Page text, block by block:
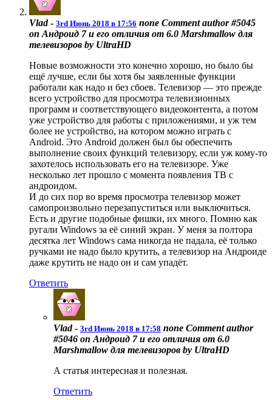
Vlad - 3rd Июнь 2018 в 17:56 none Comment author #5045
on Андроид 7 и его отличия от 6.0 Marshmallow для
телевизоров by UltraHD
Новые возможности это конечно хорошо, но было бы
ещё лучше, если бы хотя бы заявленные функции
работали как надо и без сбоев. Телевизор — это прежде
всего устройство для просмотра телевизионных
программ и соответствующего видеоконтента, а потом
уже устройство для работы с приложениями, и уж тем
более не устройство, на котором можно играть с
Android. Это Android должен был бы обеспечить
выполнение своих функций телевизору, если уж кому-то
захотелось использовать его на телевизоре. Уже
несколько лет прошло с момента появления ТВ с
андроидом.
И до сих пор во время просмотра телевизор может
самопроизвольно перезапуститься или выключиться.
Есть и другие подобные фишки, их много. Помню как
ругали Windows за её синий экран. У меня за полтора
десятка лет Windows сама никогда не падала, её только
ручками не надо было крутить, а телевизор на Андроиде
даже крутить не надо он и сам упадёт.
Ответить
Vlad - 3rd Июнь 2018 в 17:58 none Comment author
#5046 on Андроид 7 и его отличия от 6.0
Marshmallow для телевизоров by UltraHD
А статья интересная и полезная.
Ответить